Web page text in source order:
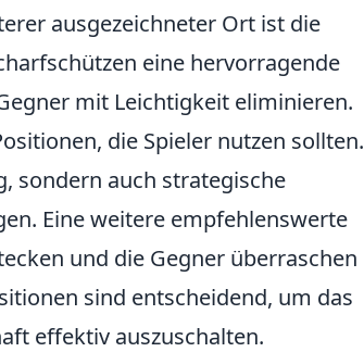
ausgezeichneter Ort ist die
eine hervorragende
mit Leichtigkeit eliminieren.
die Spieler nutzen sollten.
sondern auch strategische
Eine weitere empfehlenswerte
und die Gegner überraschen
sind entscheidend, um das
effektiv auszuschalten.